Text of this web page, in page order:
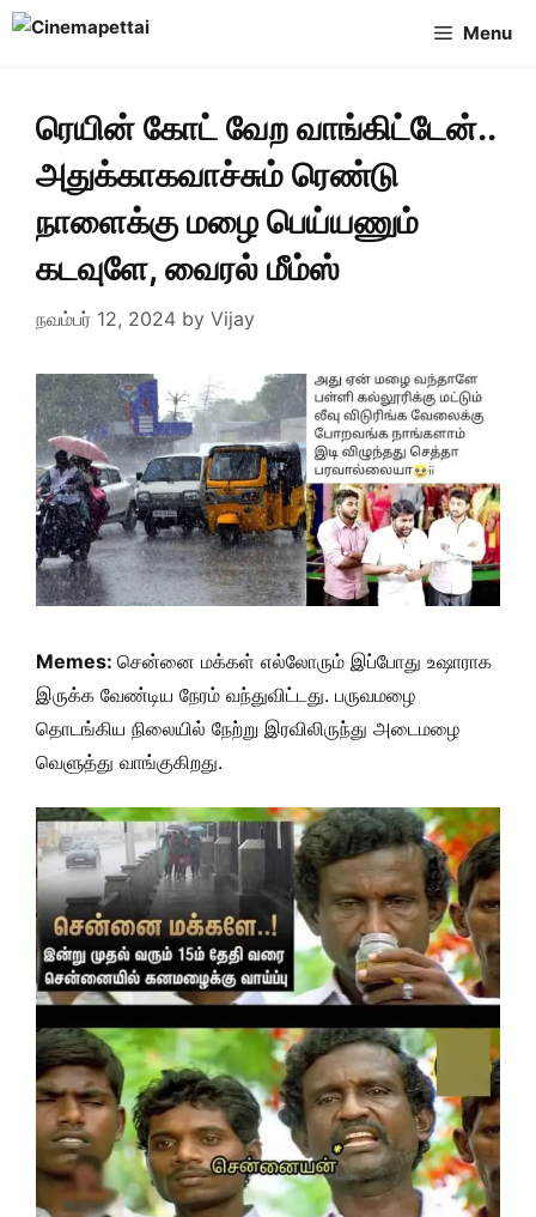
Skip
Menu
ரெயின் கோட் வேற வாங்கிட்டேன்..
அதுக்காகவாச்சும் ரெண்டு
நாளைக்கு மழை பெய்யணும்
கடவுளே, வைரல் மீம்ஸ்
நவம்பர் 12, 2024 by Vijay
Memes: சென்னை மக்கள் எல்லோரும் இப்போது உஷாராக
இருக்க வேண்டிய நேரம் வந்துவிட்டது. பருவமழை
தொடங்கிய நிலையில் நேற்று இரவிலிருந்து அடைமழை
வெளுத்து வாங்குகிறது.